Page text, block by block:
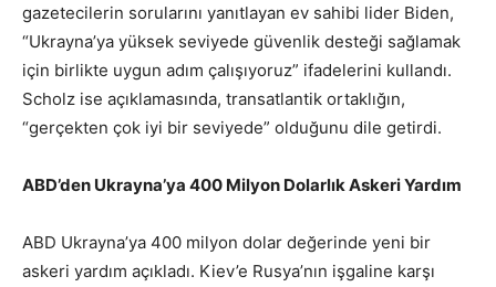
gazetecilerin sorularını yanıtlayan ev sahibi lider Biden,
“Ukrayna’ya yüksek seviyede güvenlik desteği sağlamak
için birlikte uygun adım çalışıyoruz” ifadelerini kullandı.
Scholz ise açıklamasında, transatlantik ortaklığın,
“gerçekten çok iyi bir seviyede” olduğunu dile getirdi.
ABD’den Ukrayna’ya 400 Milyon Dolarlık Askeri Yardım
ABD Ukrayna’ya 400 milyon dolar değerinde yeni bir
askeri yardım açıkladı. Kiev’e Rusya’nın işgaline karşı